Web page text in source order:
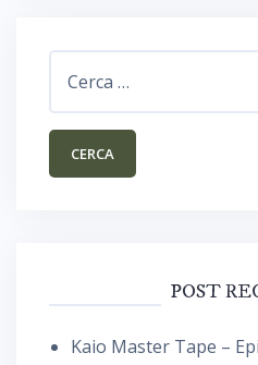
POST
Kaio Master Tape –